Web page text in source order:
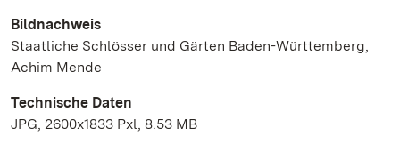
Bildnachweis
Staatliche Schlösser und Gärten Baden-Württemberg,
Achim Mende
Technische Daten
JPG, 2600x1833 Pxl, 8.53 MB